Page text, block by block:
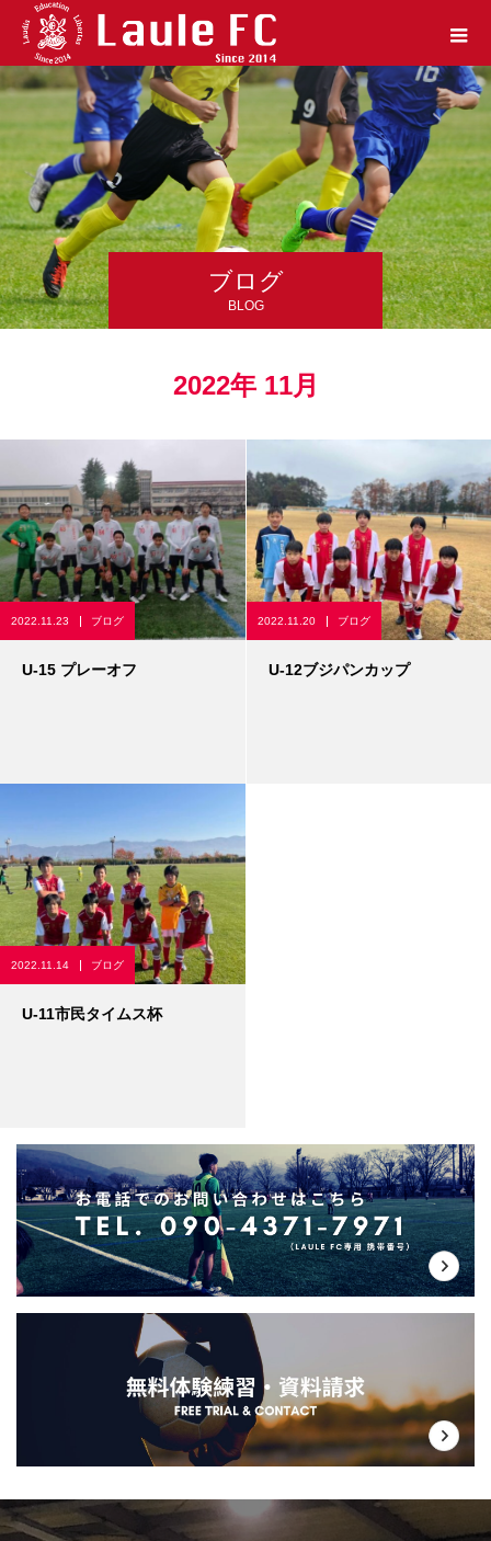
ブログ
BLOG
2022年 11月
2022.11.23 ブログ
U-15 プレーオフ
2022.11.20 ブログ
U-12ブジパンカップ
2022.11.14 ブログ
U-11市民タイムス杯